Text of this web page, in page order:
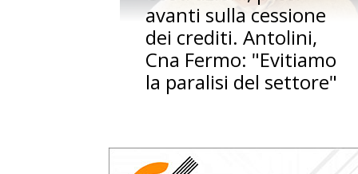
avanti sulla cessione
dei crediti. Antolini,
Cna Fermo: "Evitiamo
la paralisi del settore"